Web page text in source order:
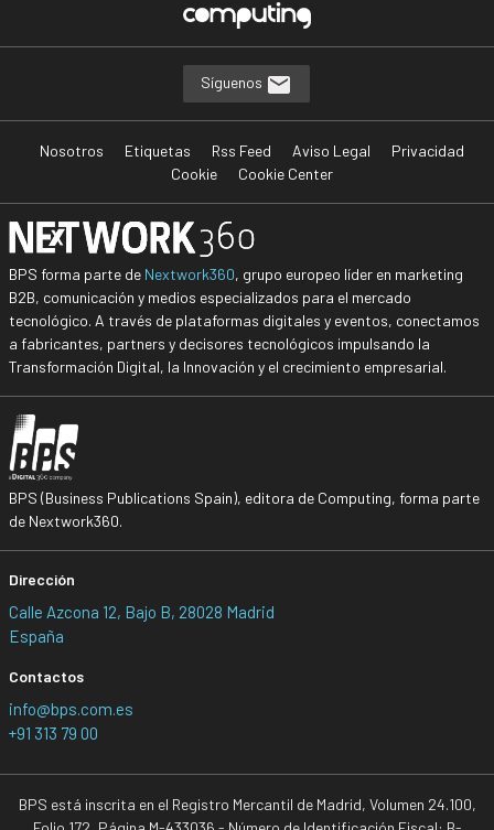
Síguenos
Nosotros Etiquetas Rss Feed Aviso Legal
Privacidad
Cookie
Cookie Center
BPS forma parte de Nextwork360, grupo europeo líder en marketing
B2B, comunicación y medios especializados para el mercado
tecnológico. A través de plataformas digitales y eventos, conectamos
a fabricantes, partners y decisores tecnológicos impulsando la
Transformación Digital, la Innovación y el crecimiento empresarial.
BPS (Business Publications Spain), editora de Computing, forma parte
de Nextwork360.
Dirección
Calle Azcona 12, Bajo B, 28028 Madrid
España
Contactos
info@bps.com.es
+91 313 79 00
BPS está inscrita en el Registro Mercantil de Madrid, Volumen 24.100,